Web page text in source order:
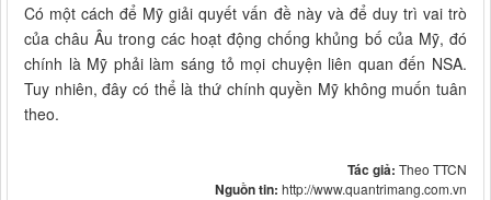
Có một cách để Mỹ giải quyết vấn đề này và để duy trì vai trò
của châu Âu trong các hoạt động chống khủng bố của Mỹ, đó
chính là Mỹ phải làm sáng tỏ mọi chuyện liên quan đến NSA.
Tuy nhiên, đây có thể là thứ chính quyền Mỹ không muốn tuân
theo.
Tác giả: Theo TTCN
Nguồn tin: http://www.quantrimang.com.vn